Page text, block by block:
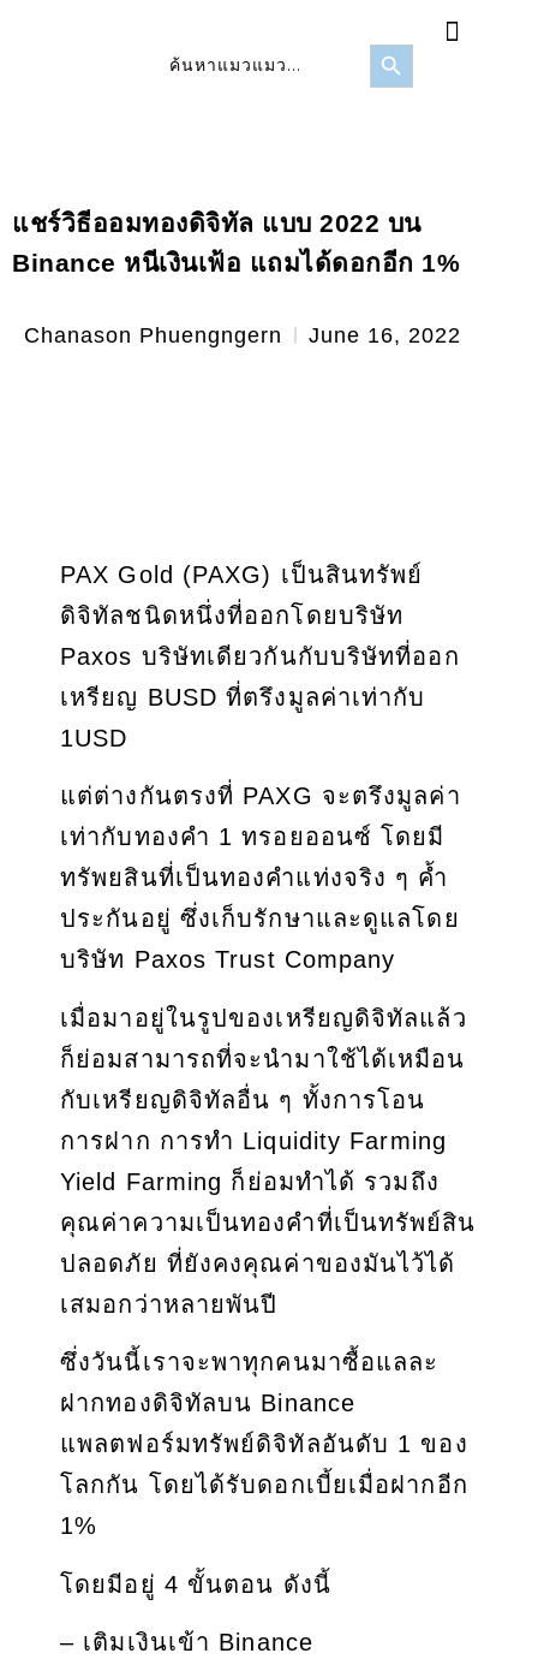
Search
Search Button
แชร์วิธีออมทองดิจิทัล แบบ 2022 บน
Binance หนีเงินเฟ้อ แถมได้ดอกอีก 1%
Chanason Phuengngern June 16, 2022
PAX Gold (PAXG) เป็นสินทรัพย์
ดิจิทัลชนิดหนึ่งที่ออกโดยบริษัท
Paxos บริษัทเดียวกันกับบริษัทที่ออก
เหรียญ BUSD ที่ตรึงมูลค่าเท่ากับ
1USD
แต่ต่างกันตรงที่ PAXG จะตรึงมูลค่า
เท่ากับทองคำ 1 ทรอยออนซ์ โดยมี
ทรัพยสินที่เป็นทองคำแท่งจริง ๆ ค้ำ
ประกันอยู่ ซึ่งเก็บรักษาและดูแลโดย
บริษัท Paxos Trust Company
เมื่อมาอยู่ในรูปของเหรียญดิจิทัลแล้ว
ก็ย่อมสามารถที่จะนำมาใช้ได้เหมือน
กับเหรียญดิจิทัลอื่น ๆ ทั้งการโอน
การฝาก การทำ Liquidity Farming
Yield Farming ก็ย่อมทำได้ รวมถึง
คุณค่าความเป็นทองคำที่เป็นทรัพย์สิน
ปลอดภัย ที่ยังคงคุณค่าของมันไว้ได้
เสมอกว่าหลายพันปี
ซึ่งวันนี้เราจะพาทุกคนมาซื้อแลละ
ฝากทองดิจิทัลบน Binance
แพลตฟอร์มทรัพย์ดิจิทัลอันดับ 1 ของ
โลกกัน โดยได้รับดอกเบี้ยเมื่อฝากอีก
1%
โดยมีอยู่ 4 ขั้นตอน ดังนี้
– เติมเงินเข้า Binance